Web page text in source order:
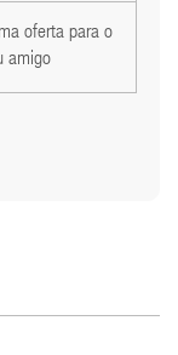
oferta para o
amigo